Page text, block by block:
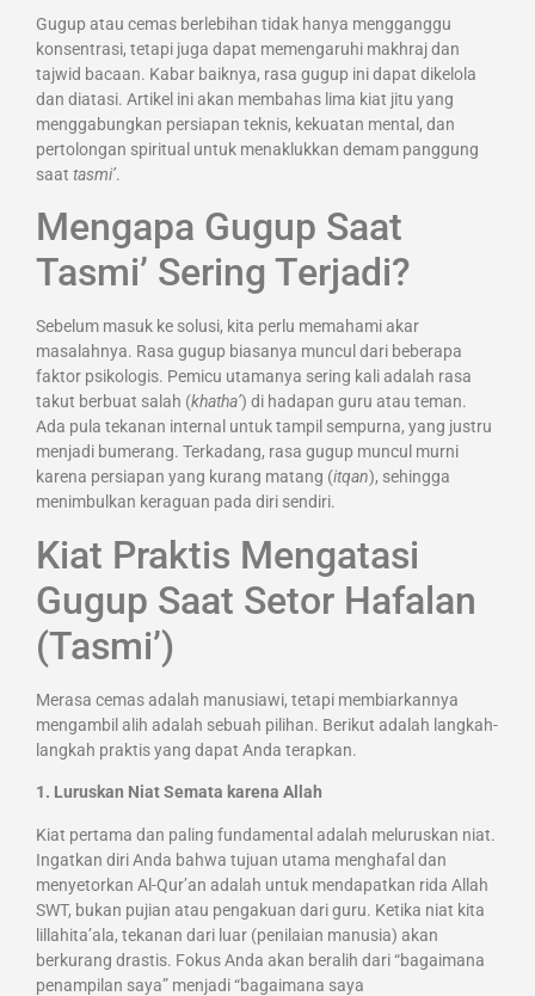
Gugup atau cemas berlebihan tidak hanya mengganggu
konsentrasi, tetapi juga dapat memengaruhi makhraj dan
tajwid bacaan. Kabar baiknya, rasa gugup ini dapat dikelola
dan diatasi. Artikel ini akan membahas lima kiat jitu yang
menggabungkan persiapan teknis, kekuatan mental, dan
pertolongan spiritual untuk menaklukkan demam panggung
saat tasmi’.
Mengapa Gugup Saat
Tasmi’ Sering Terjadi?
Sebelum masuk ke solusi, kita perlu memahami akar
masalahnya. Rasa gugup biasanya muncul dari beberapa
faktor psikologis. Pemicu utamanya sering kali adalah rasa
takut berbuat salah (khatha’) di hadapan guru atau teman.
Ada pula tekanan internal untuk tampil sempurna, yang justru
menjadi bumerang. Terkadang, rasa gugup muncul murni
karena persiapan yang kurang matang (itqan), sehingga
menimbulkan keraguan pada diri sendiri.
Kiat Praktis Mengatasi
Gugup Saat Setor Hafalan
(Tasmi’)
Merasa cemas adalah manusiawi, tetapi membiarkannya
mengambil alih adalah sebuah pilihan. Berikut adalah langkah-
langkah praktis yang dapat Anda terapkan.
1. Luruskan Niat Semata karena Allah
Kiat pertama dan paling fundamental adalah meluruskan niat.
Ingatkan diri Anda bahwa tujuan utama menghafal dan
menyetorkan Al-Qur’an adalah untuk mendapatkan rida Allah
SWT, bukan pujian atau pengakuan dari guru. Ketika niat kita
lillahita’ala, tekanan dari luar (penilaian manusia) akan
berkurang drastis. Fokus Anda akan beralih dari “bagaimana
penampilan saya” menjadi “bagaimana saya